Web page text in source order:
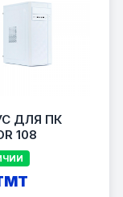
ДЛЯ ПК
108